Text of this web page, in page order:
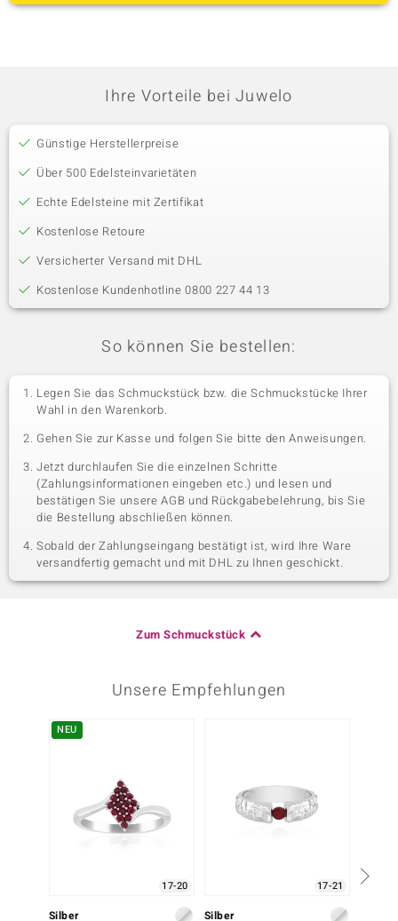
Ihre Vorteile bei Juwelo
Günstige Herstellerpreise
Über 500 Edelsteinvarietäten
Echte Edelsteine mit Zertifikat
Kostenlose Retoure
Versicherter Versand mit DHL
Kostenlose Kundenhotline 0800 227 44 13
So können Sie bestellen:
Legen Sie das Schmuckstück bzw. die Schmuckstücke Ihrer
Wahl in den Warenkorb.
Gehen Sie zur Kasse und folgen Sie bitte den Anweisungen.
Jetzt durchlaufen Sie die einzelnen Schritte
(Zahlungsinformationen eingeben etc.) und lesen und
bestätigen Sie unsere AGB und Rückgabebelehrung, bis Sie
die Bestellung abschließen können.
Sobald der Zahlungseingang bestätigt ist, wird Ihre Ware
versandfertig gemacht und mit DHL zu Ihnen geschickt.
Zum Schmuckstück
Unsere Empfehlungen
NEU
17-20
Silber
17-21
Silber